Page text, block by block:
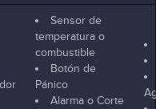
Sensor de
temperatura o
combustible
Botón de
Pánico
Alarma o Corte